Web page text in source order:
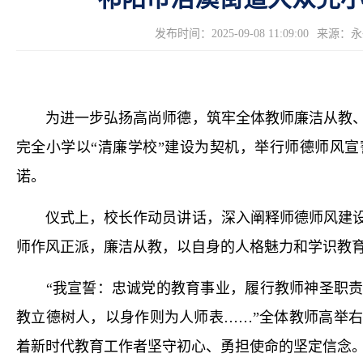
发布时间：2025-09-08 11:09:00 来源：
为进一步弘扬高尚师德，筑牢全体教师廉洁从教
完全小学以“清廉学校”建设为契机，举行师德师风
诺。
仪式上，校长作动员讲话，深入阐释师德师风建
师作风正派，廉洁从教，以自身的人格魅力和学识教
“我宣誓：忠诚党的教育事业，履行教师神圣职
教立德树人，以身作则为人师表……”全体教师高举
着新时代教育工作者坚守初心、勇担使命的坚定信念